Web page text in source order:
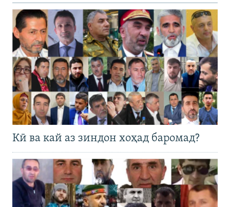
Кӣ ва кай аз зиндон хоҳад баромад?